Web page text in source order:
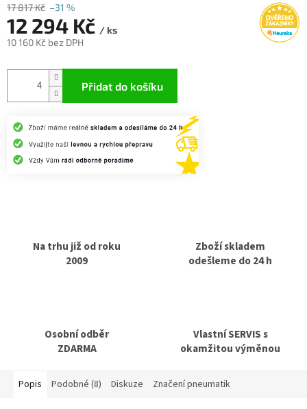
17 817 Kč –31 %
12 294 Kč / ks
10 160 Kč bez DPH
Přidat do košíku
Na trhu již od roku
2009
Zboží skladem
odešleme do 24 h
Osobní odběr
ZDARMA
Vlastní SERVIS s
okamžitou výměnou
Popis Podobné (8) Diskuze Značení pneumatik